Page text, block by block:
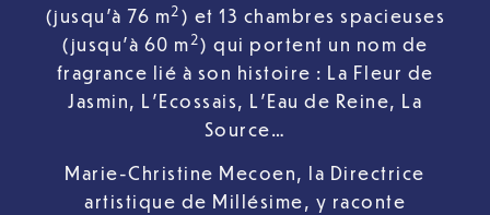
(jusqu’à 76 m2) et 13 chambres spacieuses
(jusqu’à 60 m2) qui portent un nom de
fragrance lié à son histoire : La Fleur de
Jasmin, L’Ecossais, L’Eau de Reine, La
Source…
Marie-Christine Mecoen, la Directrice
artistique de Millésime, y raconte